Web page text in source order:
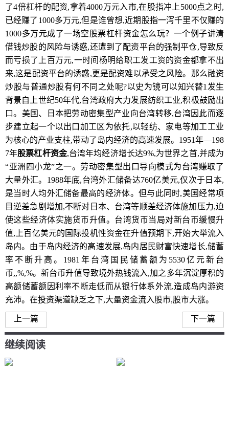
了4倍杠杆的配资,拿着4000万元入市,在股指冲上5000点之时,
已经赚了1000多万元,但是谁曾想,近期股指一泻千里不仅赚的
1000多万元成了一场空股票杠杆资金怎么玩？一个例子讲清
借钱炒股的风险与诱惑,还遭到了配资平台的强制平仓,导致反
而亏损了上百万元,一时间杨明给职工发工资的资金都拿不出
来,这是配资平台的诱惑,更是配资难以承受之风险。那么融资
炒股与普通炒股有何不同之处呢?以史为镜可以知兴替1发生
背景自上世纪50年代,台湾政府大力发展纺织工业,积极鼓励出
口。美国、日本把劳动密集型产业向台湾转移,台湾因此而逐
步建立起一个以出口加工区为依托,以轻纺、家电等加工工业
为核心的产业支柱,带动了岛内经济的高速发展。1951年—198
7年股票杠杆资金,台湾年均经济增长达9%,为世界之首,并成为
“亚洲四小龙”之一。劳动密集型出口导向模式为台湾赚取了
大量外汇。1988年底,台湾外汇储备达760亿美元,仅次于日本,
是当时人均外汇储备最高的经济体。但与此同时,美国经常项
目逆差急剧增加,不断对日本、台湾等顺差经济体施加压力,迫
使这些经济体实施货币升值。台湾货币当局对新台币缓慢升
值,上百亿美元的国际投机性资金在升值预期下,开始大举流入
岛内。由于岛内经济的高速发展,岛内居民财富快速增长,储蓄
率不断升高。1981年台湾国民储蓄额为5530亿元新台
币,,%,%。新台币升值导致境外热钱流入,加之多年沉淀厚积的
高额储蓄额因利率不断走低而从银行体系外流,造成岛内游资
充沛。在投资渠道缺乏之下,大量资金流入股市,股市大涨。
上一篇 下一篇
继续阅读